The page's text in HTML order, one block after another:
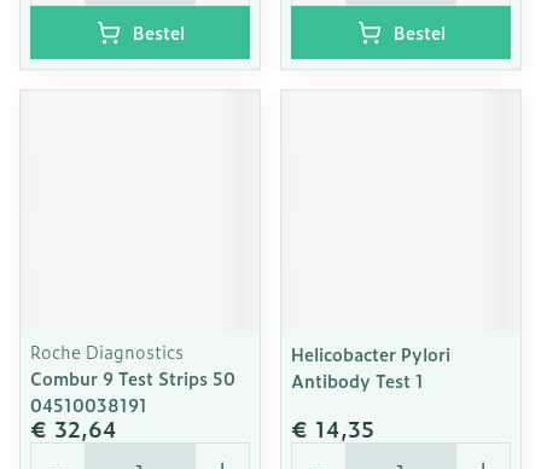
Bestel Bestel
Roche Diagnostics
Combur 9 Test Strips 50
04510038191
€ 32,64
Aantal
Helicobacter Pylori
Antibody Test 1
€ 14,35
Aantal